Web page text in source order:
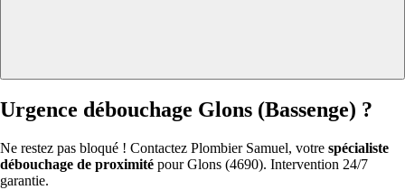
Urgence débouchage Glons (Bassenge) ?
Ne restez pas bloqué ! Contactez Plombier Samuel, votre spécialiste
débouchage de proximité pour Glons (4690). Intervention 24/7
garantie.